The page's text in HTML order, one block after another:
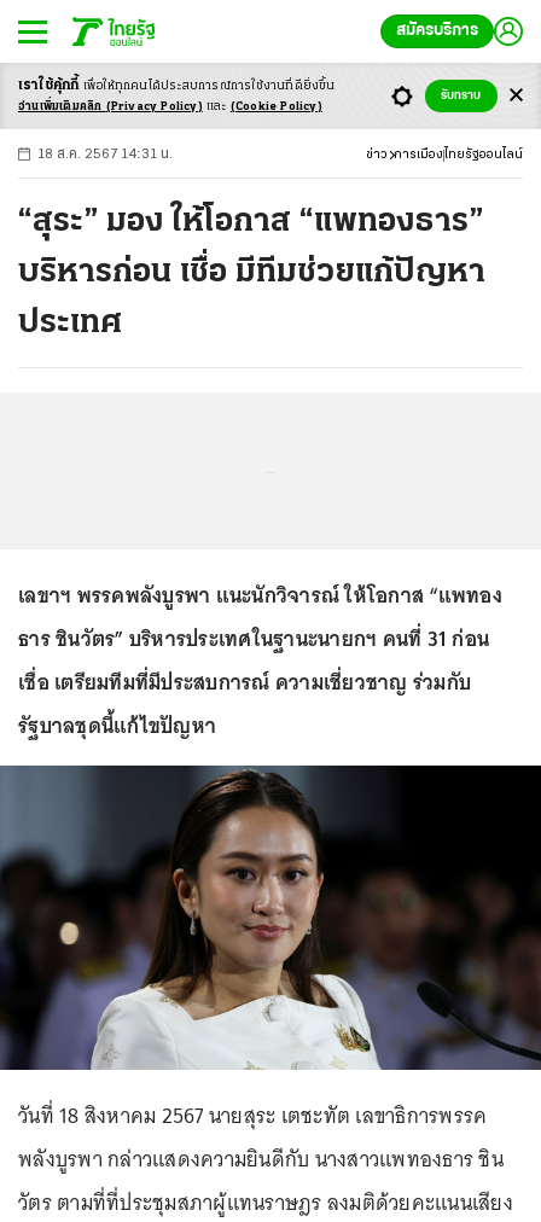
สมัครบริการ
-ก ก ก+
18 ส.ค. 2567 14:31 น. ข่าว การเมือง ไทยรัฐออนไลน์
“สุระ” มอง ให้โอกาส “แพทองธาร”
บริหารก่อน เชื่อ มีทีมช่วยแก้ปัญหา
ประเทศ
เลขาฯ พรรคพลังบูรพา แนะนักวิจารณ์ ให้โอกาส “แพทอง
ธาร ชินวัตร” บริหารประเทศในฐานะนายกฯ คนที่ 31 ก่อน
เชื่อ เตรียมทีมที่มีประสบการณ์ ความเชี่ยวชาญ ร่วมกับ
รัฐบาลชุดนี้แก้ไขปัญหา
วันที่ 18 สิงหาคม 2567 นายสุระ เตชะทัต เลขาธิการพรรค
พลังบูรพา กล่าวแสดงความยินดีกับ นางสาวแพทองธาร ชิน
วัตร ตามที่ที่ประชุมสภาผู้แทนราษฎร ลงมติด้วยคะแนนเสียง
เราใช้คุ้กกี้ เพื่อให้ทุกคนได้ประสบการณ์การใช้งานที่ดียิ่งขึ้น
อ่านเพิ่มเติมคลิก (Privacy Policy) และ (Cookie Policy)
รับทราบ